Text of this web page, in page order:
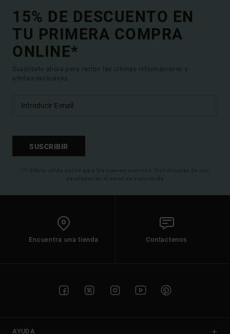
15% DE DESCUENTO EN
TU PRIMERA COMPRA
ONLINE*
Suscríbete ahora para recibir las ultimas informaciones y
ofertas exclusivas.
SUSCRIBIR
(*) Oferta valida online para los nuevos inscritos. Condiciones de uso
detalladas en el email de bienvenida
Encuentra una tienda Contactenos
AYUDA